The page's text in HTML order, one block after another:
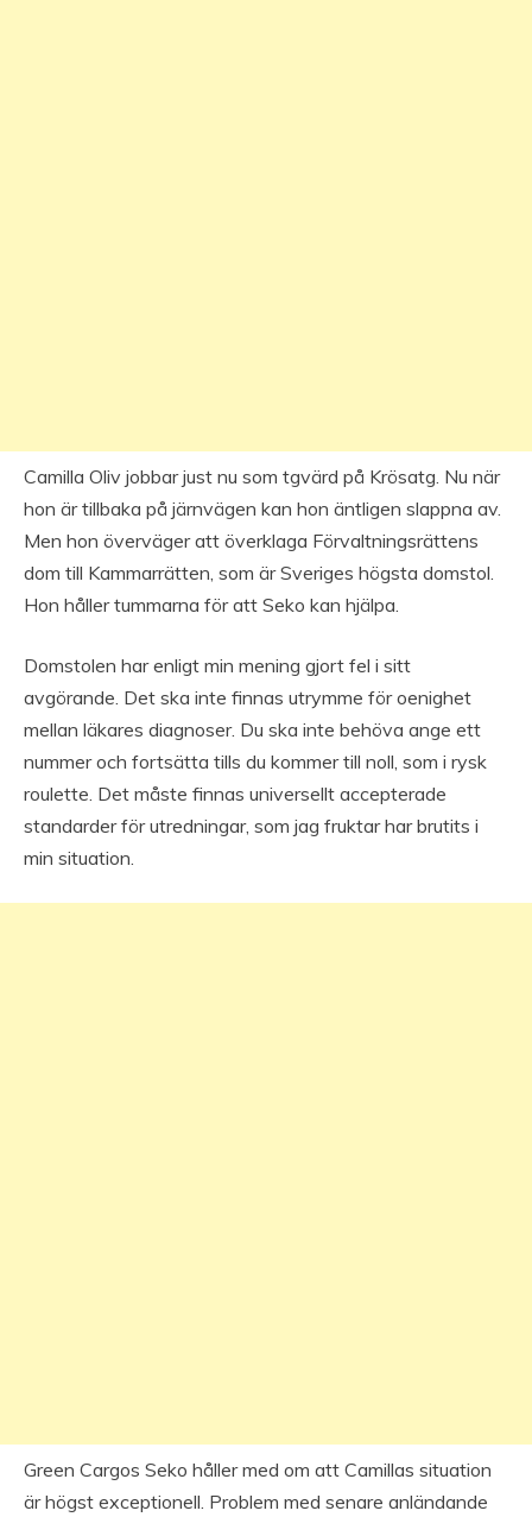
Camilla Oliv jobbar just nu som tgvärd på Krösatg. Nu när
hon är tillbaka på järnvägen kan hon äntligen slappna av.
Men hon överväger att överklaga Förvaltningsrättens
dom till Kammarrätten, som är Sveriges högsta domstol.
Hon håller tummarna för att Seko kan hjälpa.
Domstolen har enligt min mening gjort fel i sitt
avgörande. Det ska inte finnas utrymme för oenighet
mellan läkares diagnoser. Du ska inte behöva ange ett
nummer och fortsätta tills du kommer till noll, som i rysk
roulette. Det måste finnas universellt accepterade
standarder för utredningar, som jag fruktar har brutits i
min situation.
Green Cargos Seko håller med om att Camillas situation
är högst exceptionell. Problem med senare anländande